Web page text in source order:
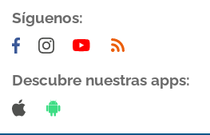
Síguenos:
Descubre nuestras apps: